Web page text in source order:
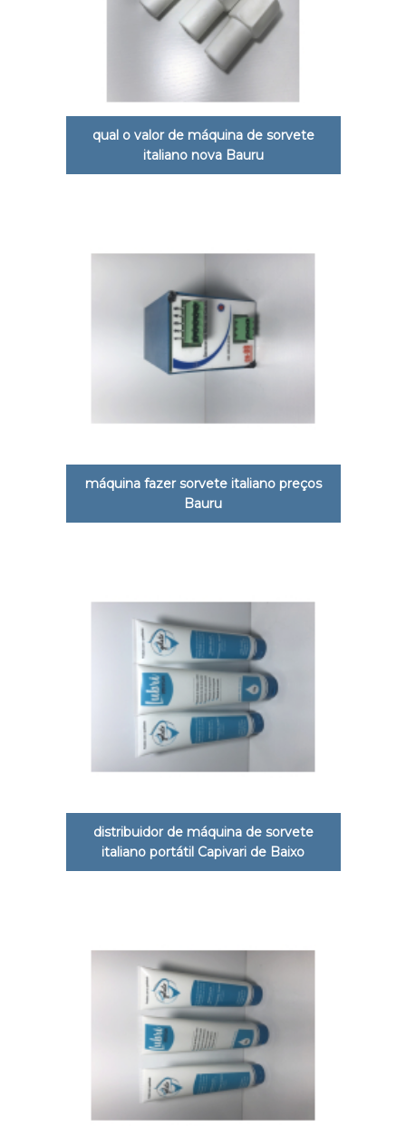
qual o valor de máquina de sorvete
italiano nova Bauru
máquina fazer sorvete italiano preços
Bauru
distribuidor de máquina de sorvete
italiano portátil Capivari de Baixo